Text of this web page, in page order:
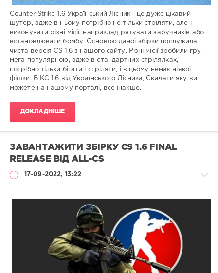
Counter Strikе 1.6 Український Лісник - це дуже цікавий
шутер, адже в ньому потрібно не тільки стріляти, але і
виконувати різні місії, наприклад рятувати заручників або
встановлювати бомбу. Основою даної збірки послужила
чиста версія CS 1.6 з нашого сайту. Різні місії зробили гру
мега популярною, адже в стандартних стрілялках,
потрібно тільки бігати і стріляти, і в цьому немає ніякої
фішки. В КС 1.6 від Українського Лісника, Скачати яку ви
можете на нашому порталі, все інакше.
ДОКЛАДНІШЕ
ЗАВАНТАЖИТИ ЗБІРКУ CS 1.6 FINAL
RELEASE ВІД ALL-CS
17-09-2022, 13:22
Administrator